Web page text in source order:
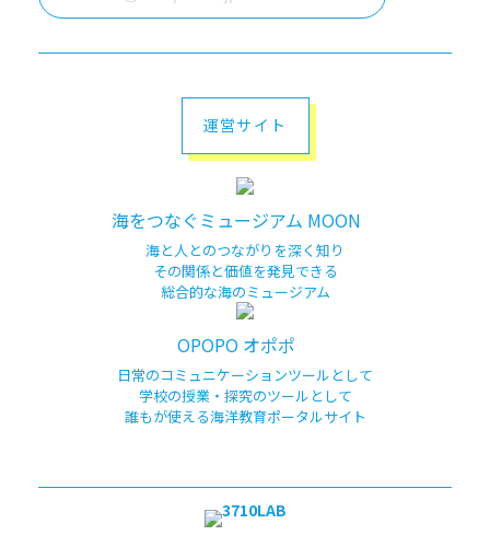
運営サイト
海をつなぐミュージアム MOON
海と人とのつながりを深く知り
その関係と価値を発見できる
総合的な海のミュージアム
OPOPO オポポ
日常のコミュニケーションツールとして
学校の授業・探究のツールとして
誰もが使える海洋教育ポータルサイト